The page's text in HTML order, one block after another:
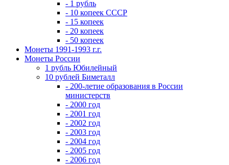
- 1 рубль
- 10 копеек СССР
- 15 копеек
- 20 копеек
- 50 копеек
Монеты 1991-1993 г.г.
Монеты России
1 рубль Юбилейный
10 рублей Биметалл
- 200-летие образования в России
министерств
- 2000 год
- 2001 год
- 2002 год
- 2003 год
- 2004 год
- 2005 год
- 2006 год